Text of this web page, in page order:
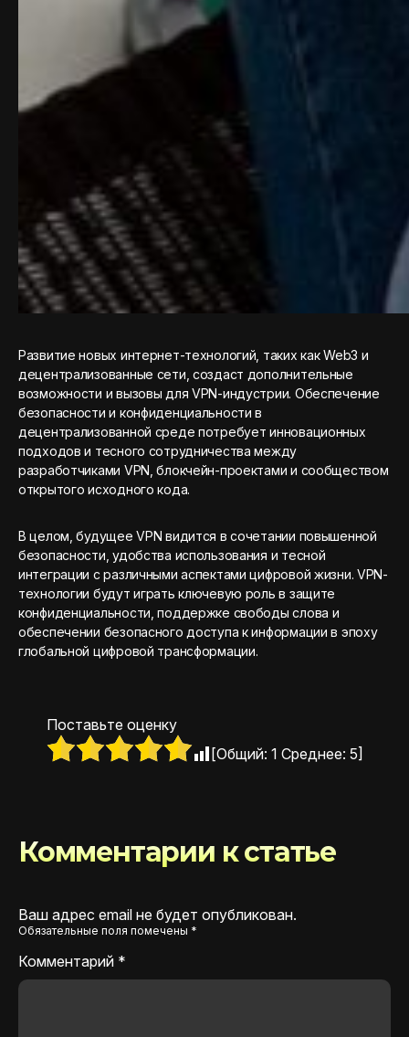
Развитие новых интернет-технологий, таких как Web3 и
децентрализованные сети, создаст дополнительные
возможности и вызовы для VPN-индустрии. Обеспечение
безопасности и конфиденциальности в
децентрализованной среде потребует инновационных
подходов и тесного сотрудничества между
разработчиками VPN, блокчейн-проектами и сообществом
открытого исходного кода.
В целом, будущее VPN видится в сочетании повышенной
безопасности, удобства использования и тесной
интеграции с различными аспектами цифровой жизни. VPN-
технологии будут играть ключевую роль в защите
конфиденциальности, поддержке свободы слова и
обеспечении безопасного доступа к информации в эпоху
глобальной цифровой трансформации.
Поставьте оценку
[Общий: 1 Среднее: 5]
Комментарии к статье
Ваш адрес email не будет опубликован.
Обязательные поля помечены *
Комментарий *